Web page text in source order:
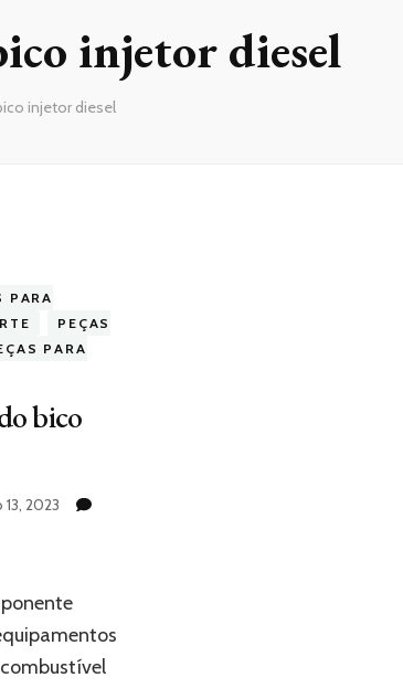
injetor diesel
injetor diesel
PARA
PEÇAS
PARA
bico
2023